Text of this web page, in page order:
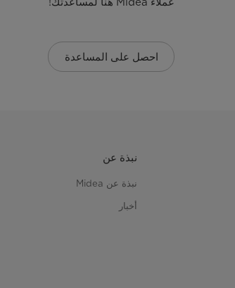
احصل على المساعدة
نبذة عن
نبذة عن Midea
أخبار